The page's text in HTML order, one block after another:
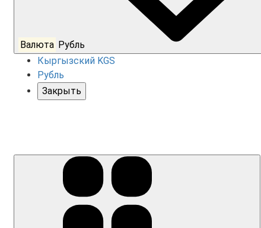
Валюта Рубль
Кыргызский KGS
Рубль
Закрыть